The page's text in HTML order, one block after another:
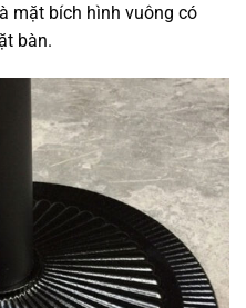
mặt bích hình vuông có
bàn.